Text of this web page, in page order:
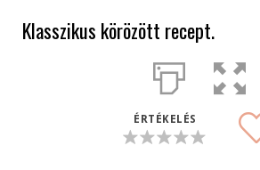
Klasszikus körözött recept.
ÉRTÉKELÉS